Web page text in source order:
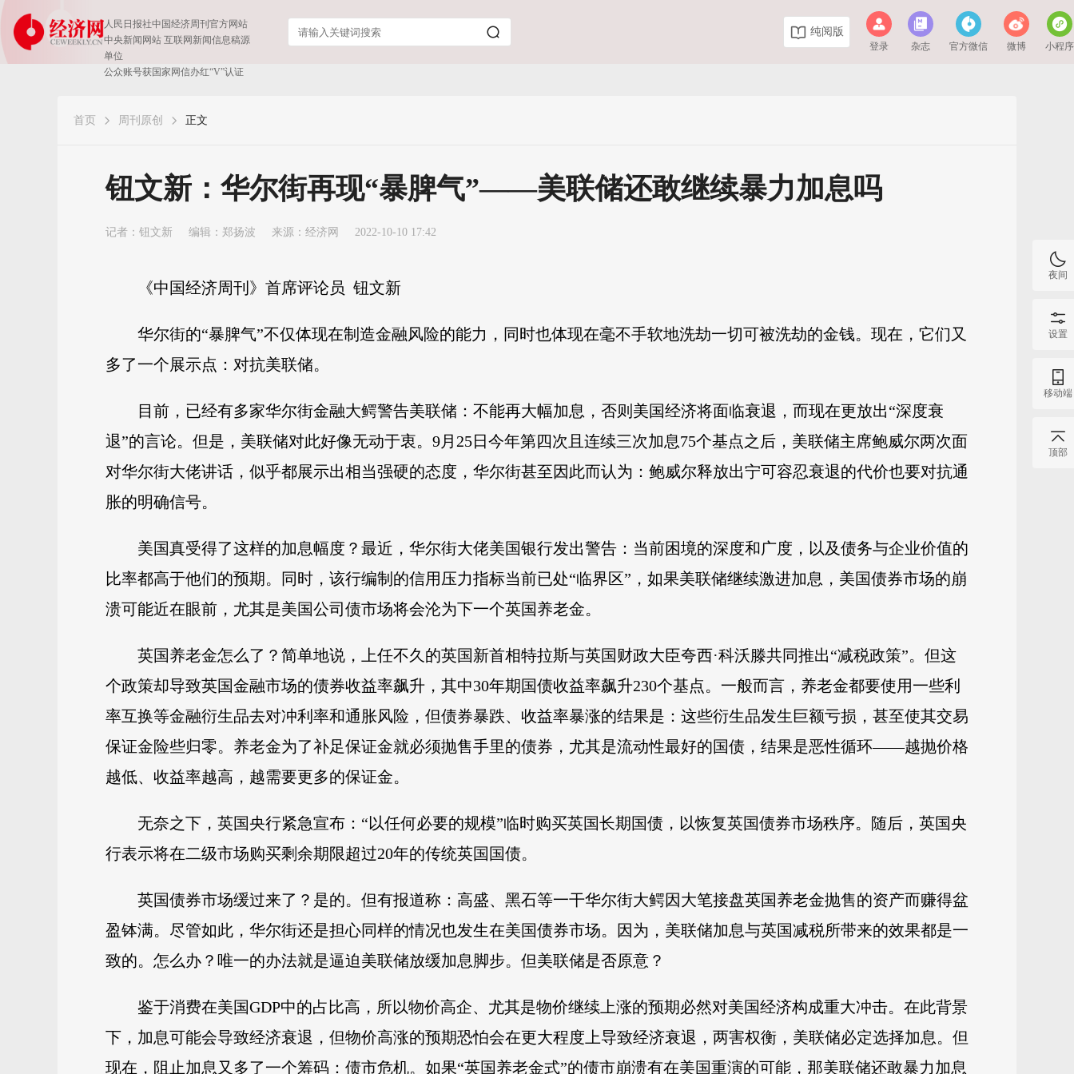
人民日报社中国经济周刊官方网站
中央新闻网站 互联网新闻信息稿源
单位
公众账号获国家网信办红“V”认证
纯阅版
登录 杂志 官方微信 微博 小程序
首页 周刊原创 正文
钮文新：华尔街再现“暴脾气”——美联储还敢继续暴力加息吗
记者： 钮文新 编辑：郑扬波 来源：经济网 2022-10-10 17:42
《中国经济周刊》首席评论员 钮文新
华尔街的“暴脾气”不仅体现在制造金融风险的能力，同时也体现在毫不手软地洗劫一切可被洗劫的金钱。现在，它们又
多了一个展示点：对抗美联储。
目前，已经有多家华尔街金融大鳄警告美联储：不能再大幅加息，否则美国经济将面临衰退，而现在更放出“深度衰
退”的言论。但是，美联储对此好像无动于衷。9月25日今年第四次且连续三次加息75个基点之后，美联储主席鲍威尔两次面
对华尔街大佬讲话，似乎都展示出相当强硬的态度，华尔街甚至因此而认为：鲍威尔释放出宁可容忍衰退的代价也要对抗通
胀的明确信号。
美国真受得了这样的加息幅度？最近，华尔街大佬美国银行发出警告：当前困境的深度和广度，以及债务与企业价值的
比率都高于他们的预期。同时，该行编制的信用压力指标当前已处“临界区”，如果美联储继续激进加息，美国债券市场的崩
溃可能近在眼前，尤其是美国公司债市场将会沦为下一个英国养老金。
英国养老金怎么了？简单地说，上任不久的英国新首相特拉斯与英国财政大臣夸西·科沃滕共同推出“减税政策”。但这
个政策却导致英国金融市场的债券收益率飙升，其中30年期国债收益率飙升230个基点。一般而言，养老金都要使用一些利
率互换等金融衍生品去对冲利率和通胀风险，但债券暴跌、收益率暴涨的结果是：这些衍生品发生巨额亏损，甚至使其交易
保证金险些归零。养老金为了补足保证金就必须抛售手里的债券，尤其是流动性最好的国债，结果是恶性循环——越抛价格
越低、收益率越高，越需要更多的保证金。
无奈之下，英国央行紧急宣布：“以任何必要的规模”临时购买英国长期国债，以恢复英国债券市场秩序。随后，英国央
行表示将在二级市场购买剩余期限超过20年的传统英国国债。
英国债券市场缓过来了？是的。但有报道称：高盛、黑石等一干华尔街大鳄因大笔接盘英国养老金抛售的资产而赚得盆
盈钵满。尽管如此，华尔街还是担心同样的情况也发生在美国债券市场。因为，美联储加息与英国减税所带来的效果都是一
致的。怎么办？唯一的办法就是逼迫美联储放缓加息脚步。但美联储是否原意？
鉴于消费在美国GDP中的占比高，所以物价高企、尤其是物价继续上涨的预期必然对美国经济构成重大冲击。在此背景
下，加息可能会导致经济衰退，但物价高涨的预期恐怕会在更大程度上导致经济衰退，两害权衡，美联储必定选择加息。但
现在，阻止加息又多了一个筹码：债市危机。如果“英国养老金式”的债市崩溃有在美国重演的可能，那美联储还敢暴力加息
夜间
设置
移动端
顶部